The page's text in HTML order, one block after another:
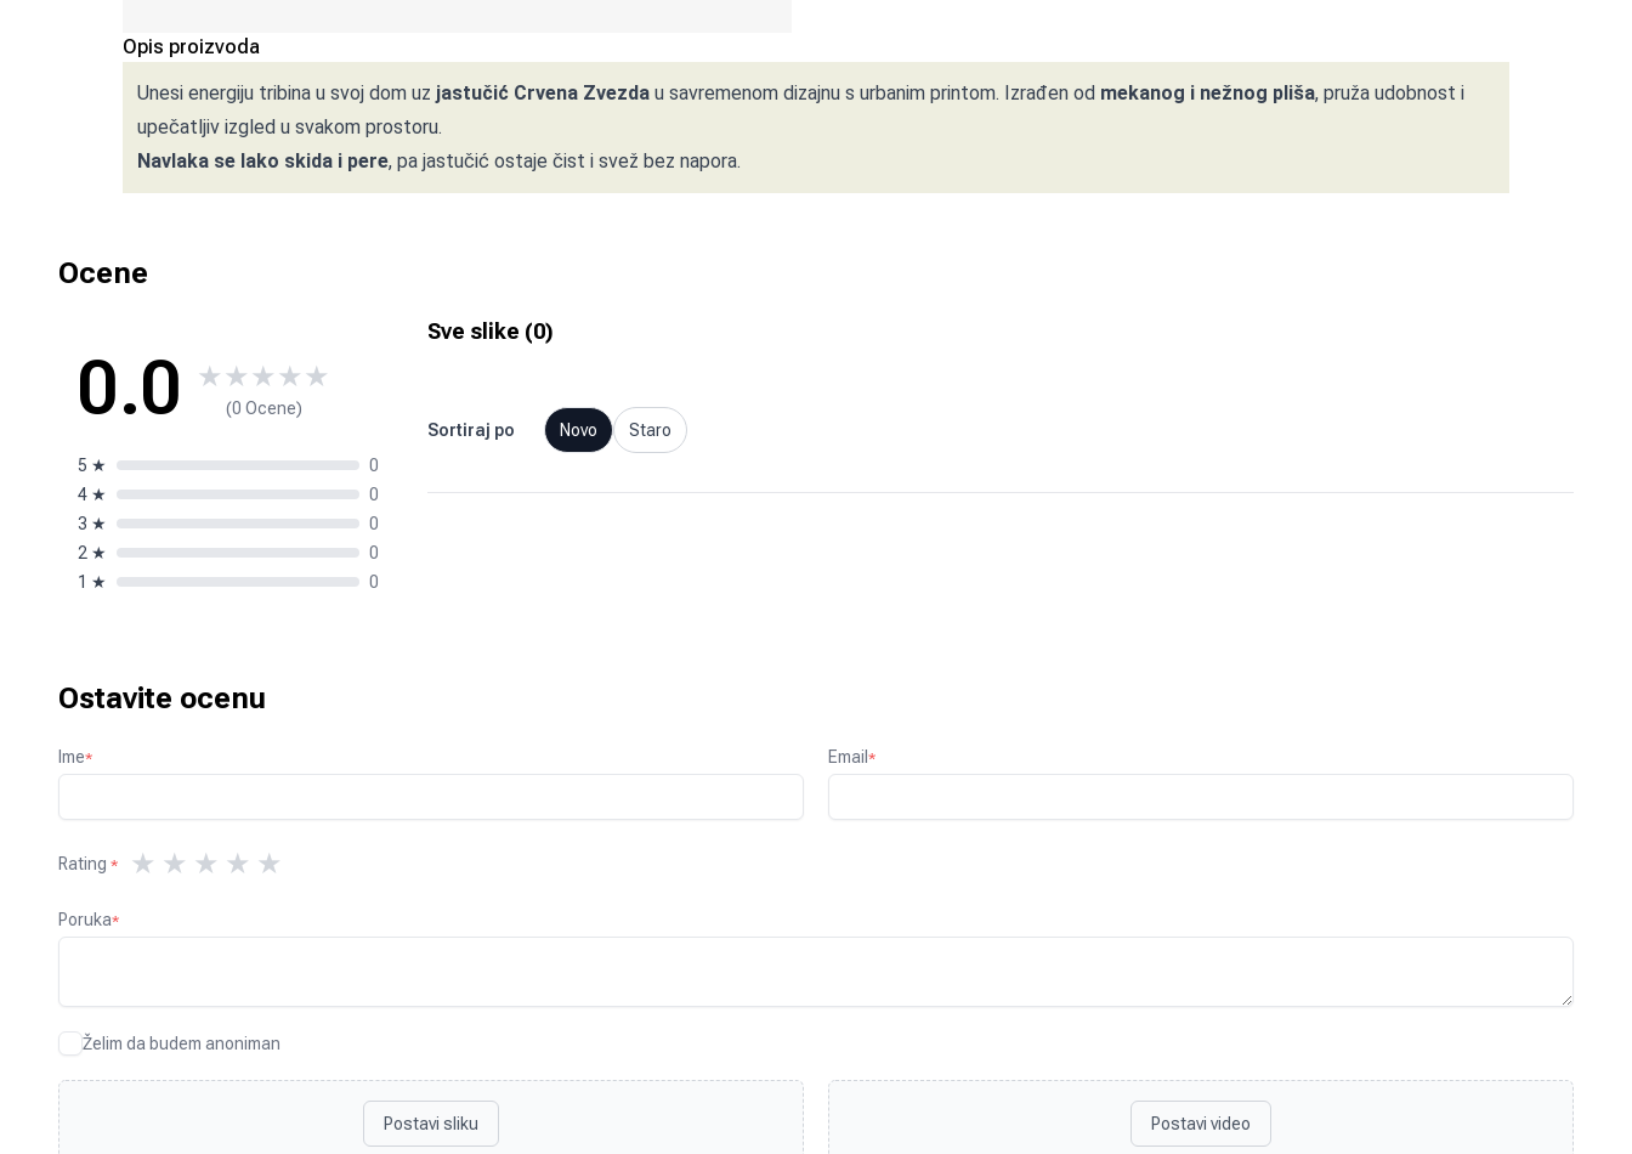
Opis proizvoda
Unesi energiju tribina u svoj dom uz jastučić Crvena Zvezdau savremenom dizajnu s urbanim printom. Izrađen od mekanog i nežnog pliša, pruža udobnost i
upečatljiv izgled u svakom prostoru.
Navlaka se lako skida i pere, pa jastučić ostaje čist i svež bez napora.
Ocene
0.0 ★★★★★
(0 Ocene)
5 ★
0
4 ★
0
3 ★
0
2 ★
0
1 ★ 0
Sve slike (0)
Sortiraj po Novo Staro
Ostavite ocenu
Ime* Email *
Rating * ★ ★ ★ ★ ★
Poruka*
Želim da budem anoniman
Postavi sliku Postavi video